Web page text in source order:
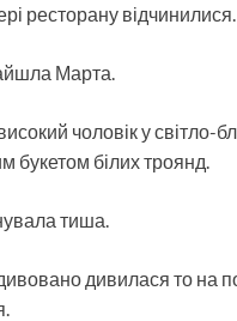
ресторану відчинилися.
Марта.
чоловік у світло-
букетом білих троянд.
тиша.
дивилася то на